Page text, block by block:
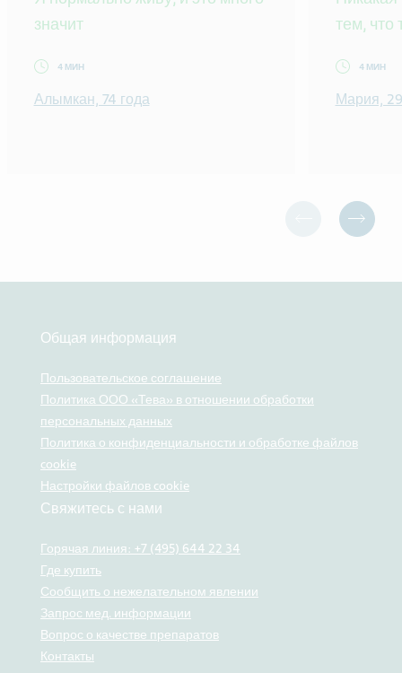
значит
4 МИН
Алымкан, 74 года
тем,
4 МИН
Мария,
Общая информация
Пользовательское соглашение
Политика ООО «Тева» в отношении обработки
персональных данных
Политика о конфиденциальности и обработке файлов
cookie
Настройки файлов cookie
Свяжитесь с нами
Горячая линия: +7 (495) 644 22 34
Где купить
Сообщить о нежелательном явлении
Запрос мед. информации
Вопрос о качестве препаратов
Контакты